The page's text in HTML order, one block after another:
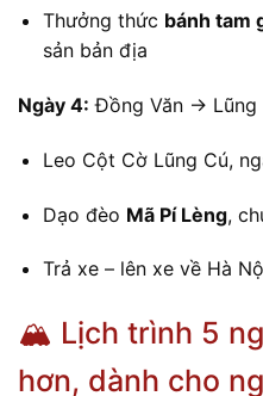
Thưởng thức bánh tam
sản bản địa
Ngày 4: Đồng Văn →
Leo Cột Cờ Lũng Cú,
Dạo đèo Mã Pí Lèng,
Trả xe – lên xe về Hà
🏔️ Lịch trình 5
hơn, dành cho